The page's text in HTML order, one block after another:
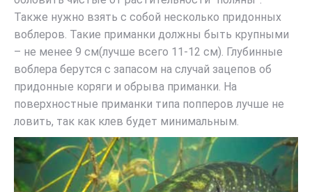
Также нужно взять с собой несколько придонных
воблеров. Такие приманки должны быть крупными
– не менее 9 см(лучше всего 11-12 см). Глубинные
воблера берутся с запасом на случай зацепов об
придонные коряги и обрыва приманки. На
поверхностные приманки типа попперов лучше не
ловить, так как клев будет минимальным.